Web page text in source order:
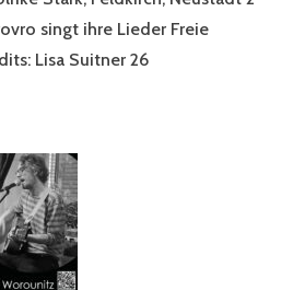
singt ihre Lieder Freie
Lisa Suitner 26